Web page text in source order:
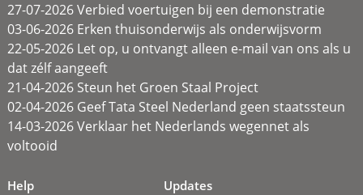
27-07-2026 Verbied voertuigen bij een demonstratie
03-06-2026 Erken thuisonderwijs als onderwijsvorm
22-05-2026 Let op, u ontvangt alleen e-mail van ons als u
dat zélf aangeeft
21-04-2026 Steun het Groen Staal Project
02-04-2026 Geef Tata Steel Nederland geen staatssteun
14-03-2026 Verklaar het Nederlands wegennet als
voltooid
Help
Updates